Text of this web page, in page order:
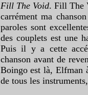
Fill The Void. Fill The
carrément ma
paroles sont
des couplets est une
Puis il y a cette
chanson avant de
Boingo est là, Elfman
de tous les